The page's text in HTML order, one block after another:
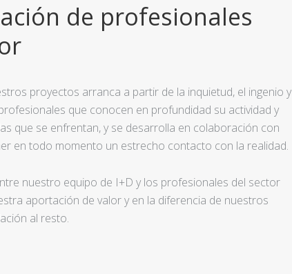
de profesionales
proyectos arranca a partir de la inquietud, el ingenio y
que conocen en profundidad su actividad y
que se enfrentan, y se desarrolla en colaboración con
en todo momento un estrecho contacto con la realidad.
nuestro equipo de I+D y los profesionales del sector
aportación de valor y en la diferencia de nuestros
al resto.